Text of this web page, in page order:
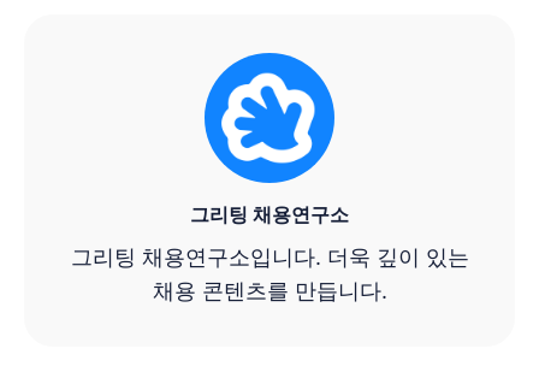
그리팅 채용연구소
그리팅 채용연구소입니다. 더욱 깊이 있는
채용 콘텐츠를 만듭니다.